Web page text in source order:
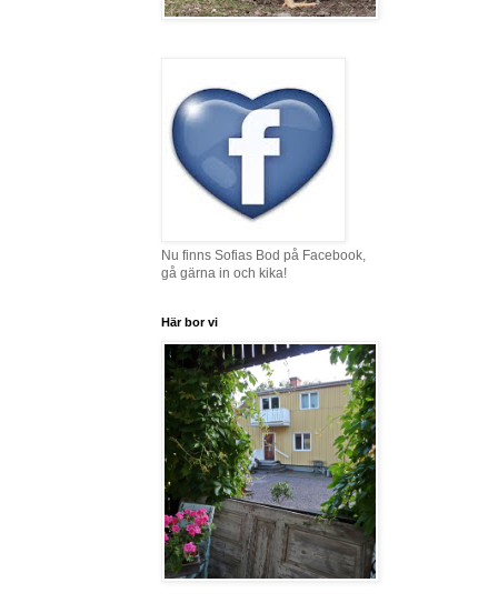
Nu finns Sofias Bod på Facebook,
gå gärna in och kika!
Här bor vi